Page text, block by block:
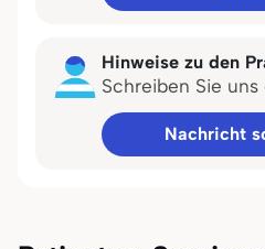
Hinweise zu den
Schreiben Sie
Nachricht